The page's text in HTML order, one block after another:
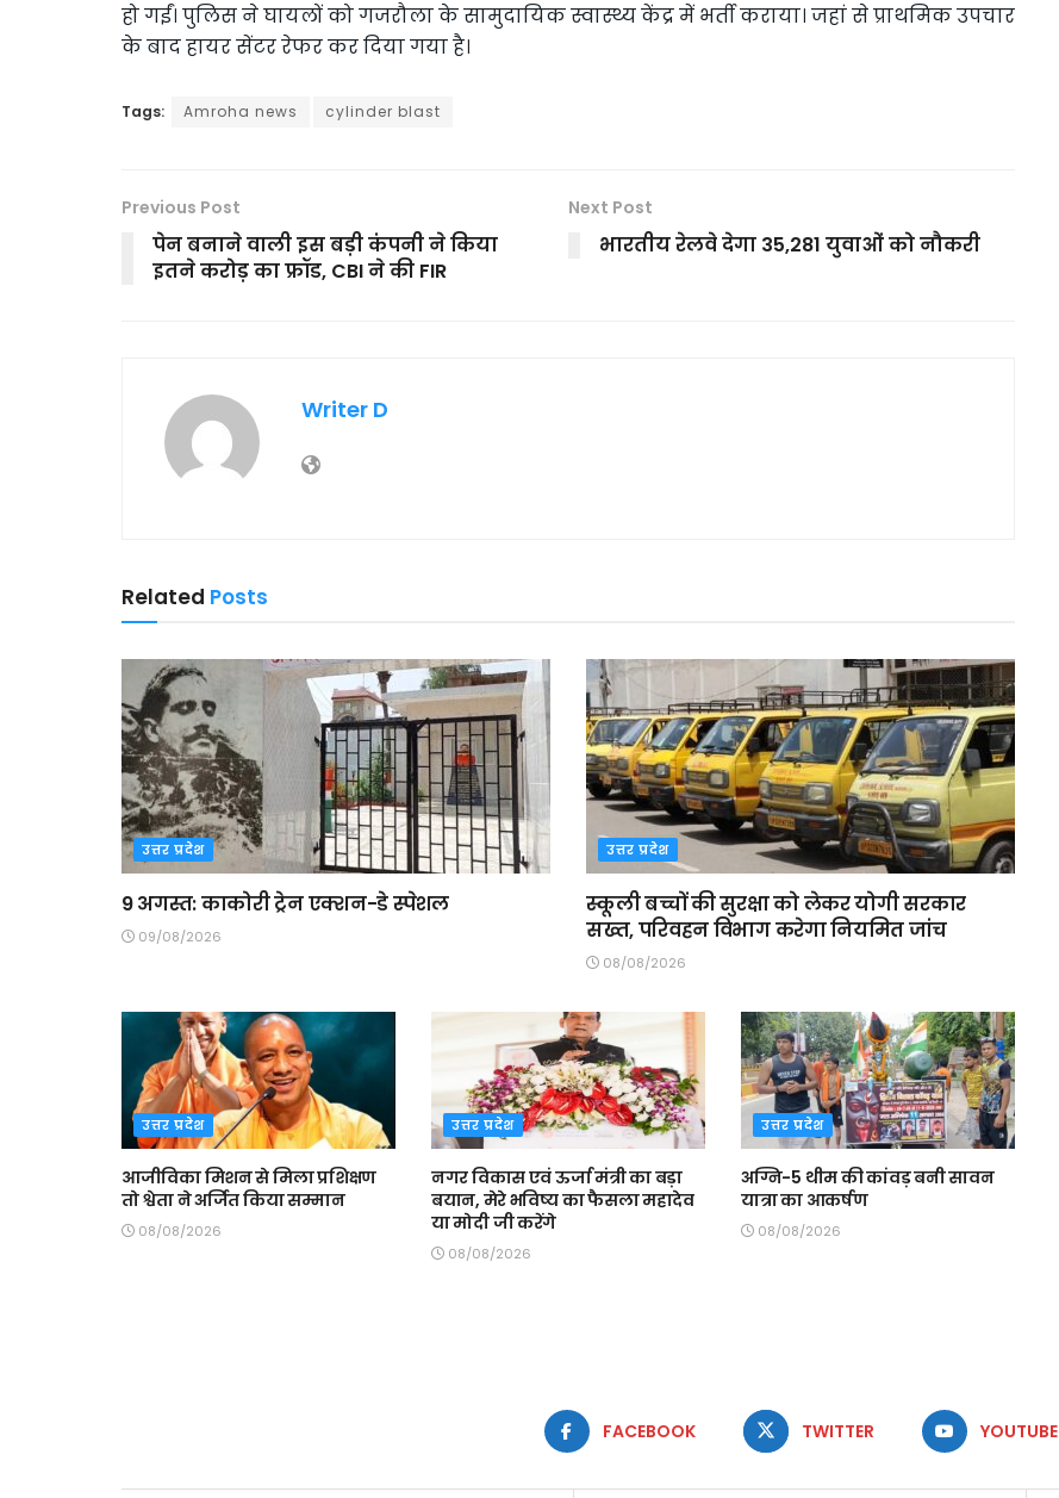
हो गईं। पुलिस ने घायलों को गजरौला के सामुदायिक स्वास्थ्य केंद्र में भर्ती कराया। जहां से प्राथमिक उपचार
के बाद हायर सेंटर रेफर कर दिया गया है।
Tags: Amroha news cylinder blast
Previous Post
पेन बनाने वाली इस बड़ी कंपनी ने किया
इतने करोड़ का फ्रॉड, CBI ने की FIR
Next Post
भारतीय रेलवे देगा 35,281 युवाओं को नौकरी
Writer D
Related Posts
उत्तर प्रदेश
9 अगस्त: काकोरी ट्रेन एक्शन-डे स्पेशल
09/08/2026
उत्तर प्रदेश
स्कूली बच्चों की सुरक्षा को लेकर योगी सरकार
सख्त, परिवहन विभाग करेगा नियमित जांच
08/08/2026
उत्तर प्रदेश
आजीविका मिशन से मिला प्रशिक्षण
तो श्वेता ने अर्जित किया सम्मान
08/08/2026
उत्तर प्रदेश
नगर विकास एवं ऊर्जा मंत्री का बड़ा
बयान, मेरे भविष्य का फैसला महादेव
या मोदी जी करेंगे
08/08/2026
उत्तर प्रदेश
अग्नि-5 थीम की कांवड़ बनी सावन
यात्रा का आकर्षण
08/08/2026
FACEBOOK TWITTER YOUTUBE